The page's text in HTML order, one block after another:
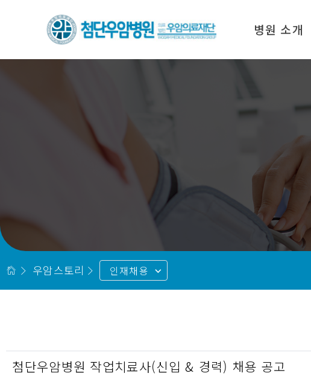
병원 소개
미션&비젼
의료진 소개
집중재활치료
양한방협진치료
병원시설
오시는길
우암스토리 인재채용
첨단우암병원 작업치료사(신입 & 경력) 채용 공고